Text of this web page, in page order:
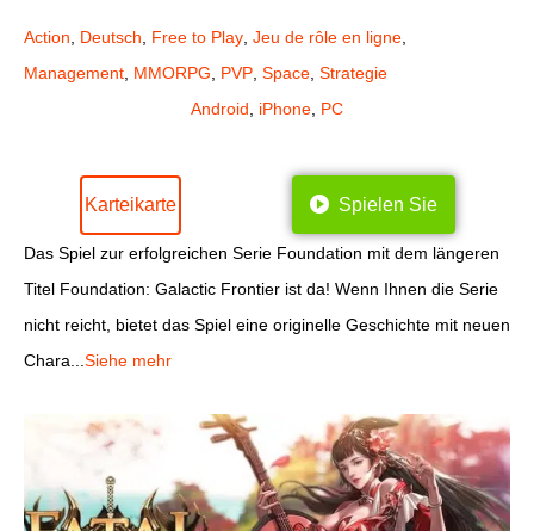
Action, Deutsch, Free to Play, Jeu de rôle en ligne,
Management, MMORPG, PVP, Space, Strategie
Android, iPhone, PC
Karteikarte Spielen Sie
Das Spiel zur erfolgreichen Serie Foundation mit dem längeren
Titel Foundation: Galactic Frontier ist da! Wenn Ihnen die Serie
nicht reicht, bietet das Spiel eine originelle Geschichte mit neuen
Chara...Siehe mehr